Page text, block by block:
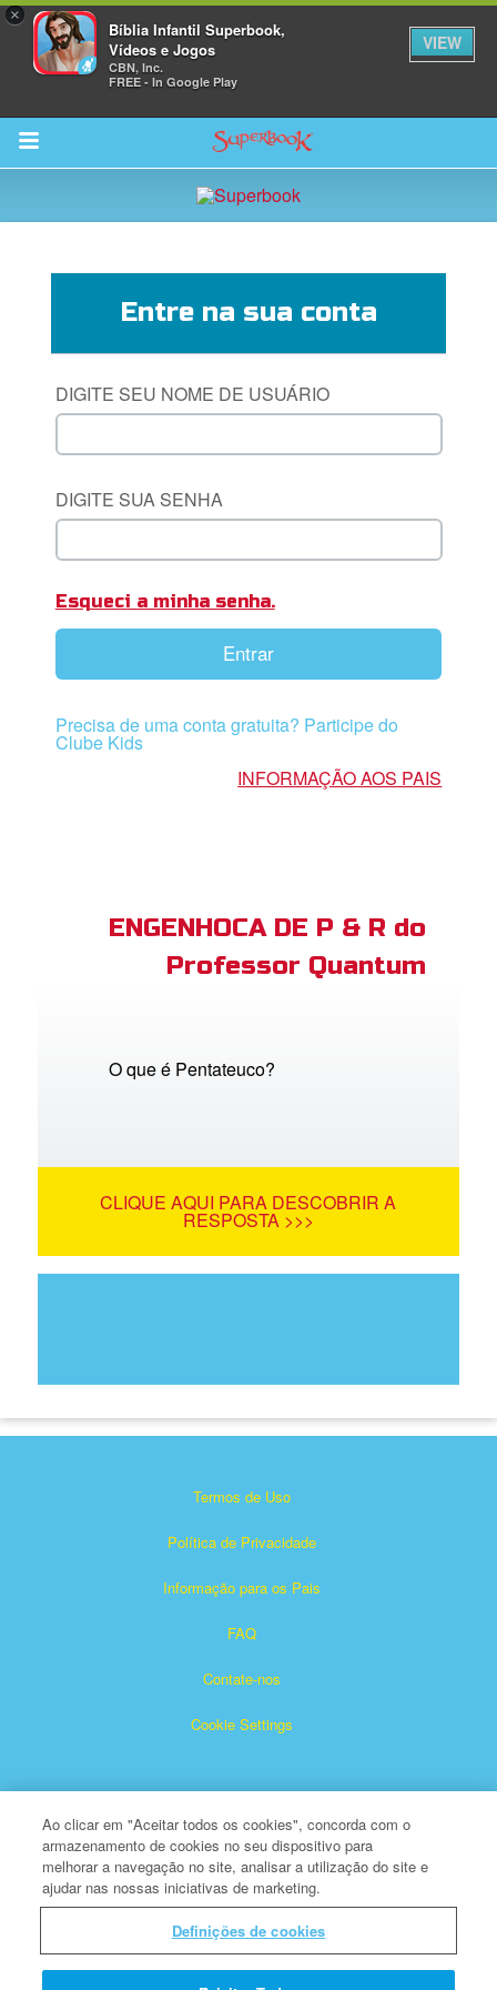
×
Bíblia Infantil Superbook,
Vídeos e Jogos
CBN, Inc.
FREE - In Google Play
VIEW
Return to Content
Bible App
Entre na sua conta
DIGITE SEU NOME DE USUÁRIO
DIGITE SUA SENHA
Esqueci a minha senha.
Entrar
Precisa de uma conta gratuita? Participe do
Clube Kids
INFORMAÇÃO AOS PAIS
ENGENHOCA DE P & R do
Professor Quantum
O que é Pentateuco?
CLIQUE AQUI PARA DESCOBRIR A
RESPOSTA >>>
Termos de Uso
Política de Privacidade
Informação para os Pais
FAQ
Contate-nos
Cookie Settings
Superbook é marca registrada de The Christian Broadcasting
Todos os Direitos Reservados
Sobre a CBN
Ao clicar em "Aceitar todos os cookies", concorda com o
armazenamento de cookies no seu dispositivo para
melhorar a navegação no site, analisar a utilização do site e
ajudar nas nossas iniciativas de marketing.
Definições de cookies